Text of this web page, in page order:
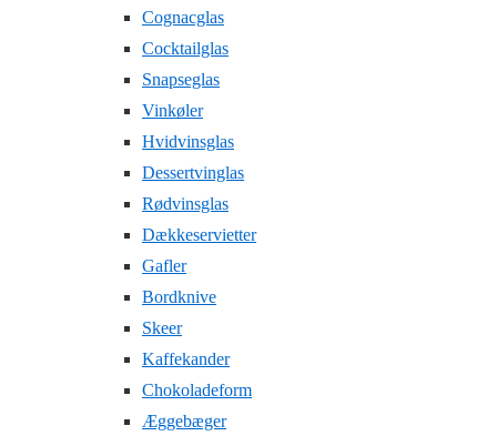
Cognacglas
Cocktailglas
Snapseglas
Vinkøler
Hvidvinsglas
Dessertvinglas
Rødvinsglas
Dækkeservietter
Gafler
Bordknive
Skeer
Kaffekander
Chokoladeform
Æggebæger